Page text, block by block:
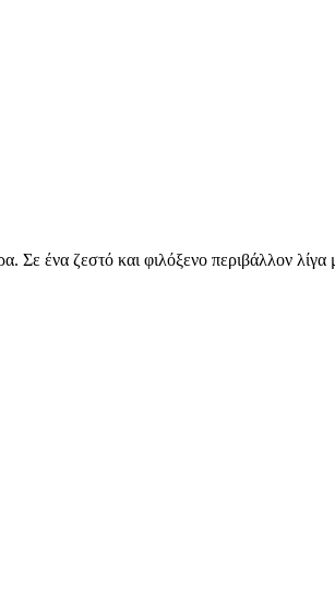
ένα ζεστό και φιλόξενο περιβάλλον λίγα